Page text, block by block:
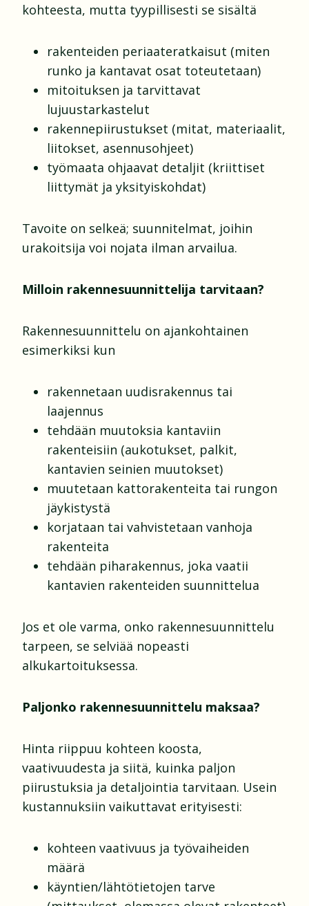
kohteesta, mutta tyypillisesti se sisältä
rakenteiden periaateratkaisut (miten
runko ja kantavat osat toteutetaan)
mitoituksen ja tarvittavat
lujuustarkastelut
rakennepiirustukset (mitat, materiaalit,
liitokset, asennusohjeet)
työmaata ohjaavat detaljit (kriittiset
liittymät ja yksityiskohdat)
Tavoite on selkeä; suunnitelmat, joihin
urakoitsija voi nojata ilman arvailua.
Milloin rakennesuunnittelija tarvitaan?
Rakennesuunnittelu on ajankohtainen
esimerkiksi kun
rakennetaan uudisrakennus tai
laajennus
tehdään muutoksia kantaviin
rakenteisiin (aukotukset, palkit,
kantavien seinien muutokset)
muutetaan kattorakenteita tai rungon
jäykistystä
korjataan tai vahvistetaan vanhoja
rakenteita
tehdään piharakennus, joka vaatii
kantavien rakenteiden suunnittelua
Jos et ole varma, onko rakennesuunnittelu
tarpeen, se selviää nopeasti
alkukartoituksessa.
Paljonko rakennesuunnittelu maksaa?
Hinta riippuu kohteen koosta,
vaativuudesta ja siitä, kuinka paljon
piirustuksia ja detaljointia tarvitaan. Usein
kustannuksiin vaikuttavat erityisesti:
kohteen vaativuus ja työvaiheiden
määrä
käyntien/lähtötietojen tarve